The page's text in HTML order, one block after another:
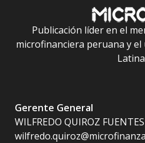
Publicación líder en el
microfinanciera peruana y el
Gerente General
WILFREDO QUIROZ FUENTES